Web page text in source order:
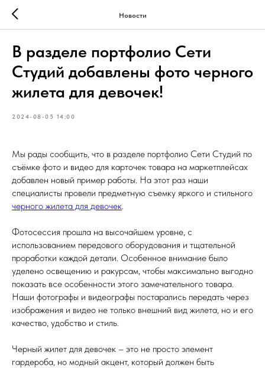
Новости
В разделе портфолио Сети
Студий добавлены фото черного
жилета для девочек!
2024-08-05 14:00
Мы рады сообщить, что в разделе портфолио Сети Студий по
съёмке фото и видео для карточек товара на маркетплейсах
добавлен новый пример работы. На этот раз наши
специалисты провели предметную съемку яркого и стильного
черного жилета для девочек.
Фотосессия прошла на высочайшем уровне, с
использованием передового оборудования и тщательной
проработки каждой детали. Особенное внимание было
уделено освещению и ракурсам, чтобы максимально выгодно
показать все особенности этого замечательного товара.
Наши фотографы и видеографы постарались передать через
изображения и видео не только внешний вид жилета, но и его
качество, удобство и стиль.
Черный жилет для девочек – это не просто элемент
гардероба, но модный акцент, который должен быть